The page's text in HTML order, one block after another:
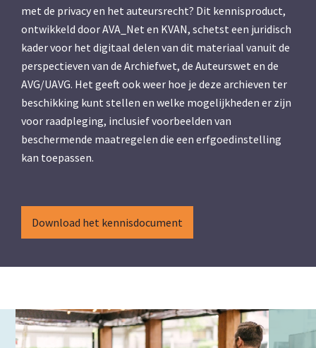
met de privacy en het auteursrecht? Dit kennisproduct,
ontwikkeld door AVA_Net en KVAN, schetst een juridisch
kader voor het digitaal delen van dit materiaal vanuit de
perspectieven van de Archiefwet, de Auteurswet en de
AVG/UAVG. Het geeft ook weer hoe je deze archieven ter
beschikking kunt stellen en welke mogelijkheden er zijn
voor raadpleging, inclusief voorbeelden van
beschermende maatregelen die een erfgoedinstelling
kan toepassen.
Download het kennisdocument